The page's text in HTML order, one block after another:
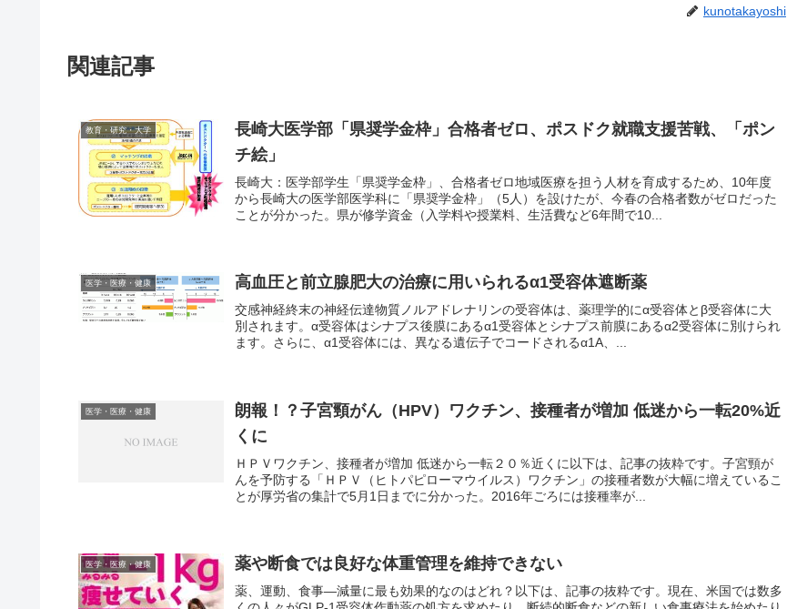
kunotakayoshi
関連記事
教育・研究・大学
長崎大医学部「県奨学金枠」合格者ゼロ、ポスドク就職支援苦戦、「ポン
チ絵」
長崎大：医学部学生「県奨学金枠」、合格者ゼロ地域医療を担う人材を育成するため、10年度
から長崎大の医学部医学科に「県奨学金枠」（5人）を設けたが、今春の合格者数がゼロだった
ことが分かった。県が修学資金（入学料や授業料、生活費など6年間で10...
医学・医療・健康 高血圧と前立腺肥大の治療に用いられるα1受容体遮断薬
交感神経終末の神経伝達物質ノルアドレナリンの受容体は、薬理学的にα受容体とβ受容体に大
別されます。α受容体はシナプス後膜にあるα1受容体とシナプス前膜にあるα2受容体に別けられ
ます。さらに、α1受容体には、異なる遺伝子でコードされるα1A、...
医学・医療・健康
朗報！？子宮頸がん（HPV）ワクチン、接種者が増加 低迷から一転20%近
くに
ＨＰＶワクチン、接種者が増加 低迷から一転２０％近くに以下は、記事の抜粋です。子宮頸が
んを予防する「ＨＰＶ（ヒトパピローマウイルス）ワクチン」の接種者数が大幅に増えているこ
とが厚労省の集計で5月1日までに分かった。2016年ごろには接種率が...
医学・医療・健康 薬や断食では良好な体重管理を維持できない
薬、運動、食事―減量に最も効果的なのはどれ？以下は、記事の抜粋です。現在、米国では数多